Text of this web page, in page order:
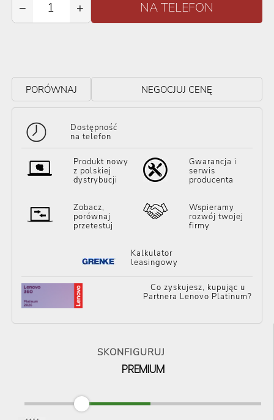
− +
PORÓWNAJ NEGOCJUJ CENĘ
Dostępność
na telefon
Produkt nowy
z polskiej
dystrybucji
Gwarancja i
serwis
producenta
Zobacz,
porównaj
przetestuj
Wspieramy
rozwój twojej
firmy
Kalkulator
leasingowy
Co zyskujesz, kupując u
Partnera Lenovo Platinum?
SKONFIGURUJ
PREMIUM